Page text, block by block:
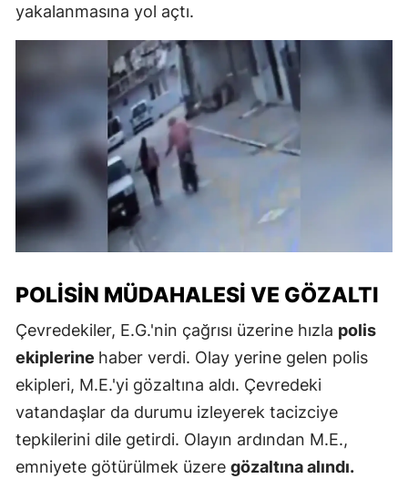
yakalanmasına yol açtı.
POLISIN MÜDAHALESI VE GÖZALTI
Çevredekiler, E.G.'nin çağrısı üzerine hızla polis
ekiplerine haber verdi. Olay yerine gelen polis
ekipleri, M.E.'yi gözaltına aldı. Çevredeki
vatandaşlar da durumu izleyerek tacizciye
tepkilerini dile getirdi. Olayın ardından M.E.,
emniyete götürülmek üzere gözaltına alındı.